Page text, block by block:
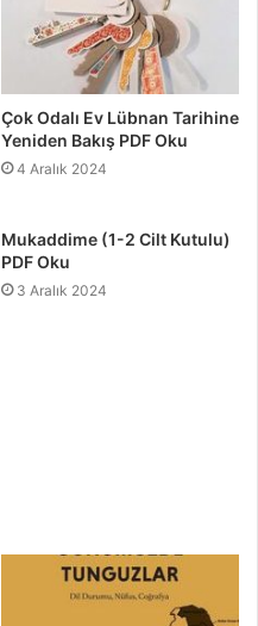
Çok Odalı Ev Lübnan Tarihine
Yeniden Bakış PDF Oku
4 Aralık 2024
Mukaddime (1-2 Cilt Kutulu)
PDF Oku
3 Aralık 2024